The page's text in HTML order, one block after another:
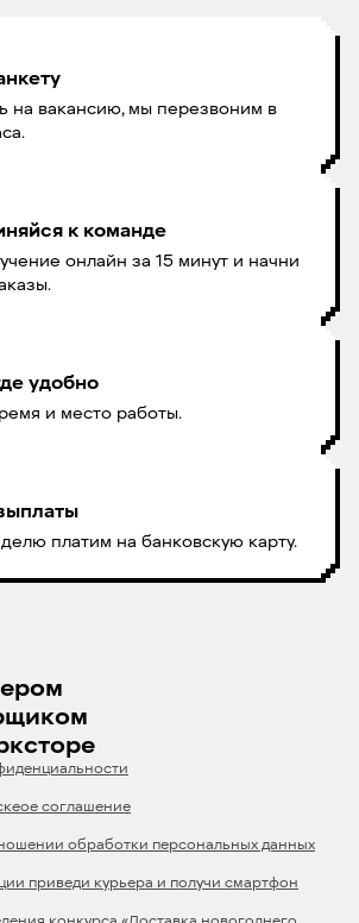
на вакансию, мы перезвоним в
к команде
онлайн за 15 минут и начни
удобно
и место работы.
платим на банковскую карту.
соглашение
обработки персональных данных
приведи курьера и получи смартфон